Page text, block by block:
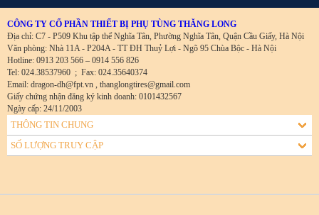
CÔNG TY CỔ PHẦN THIẾT BỊ PHỤ TÙNG THĂNG LONG
Địa chỉ: C7 - P509 Khu tập thể Nghĩa Tân, Phường Nghĩa Tân, Quận Cầu Giấy, Hà Nội
Văn phòng: Nhà 11A - P204A - TT ĐH Thuỷ Lợi - Ngõ 95 Chùa Bộc - Hà Nội
Hotline: 0913 203 566 – 0914 556 826
Tel: 024.38537960 ; Fax: 024.35640374
Email: dragon-dh@fpt.vn , thanglongtires@gmail.com
Giấy chứng nhận đăng ký kinh doanh: 0101432567
Ngày cấp: 24/11/2003
THÔNG TIN CHUNG
SỐ LƯỢNG TRUY CẬP